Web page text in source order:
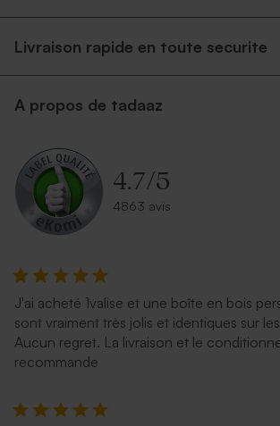
Livraison rapide en toute securite
A propos de tadaaz
4.7/5
4863 avis
J'ai acheté 1valise et une boîte en bois
sont vraiment très jolis et identiques sur
Aucun regret. La livraison et le
recommande